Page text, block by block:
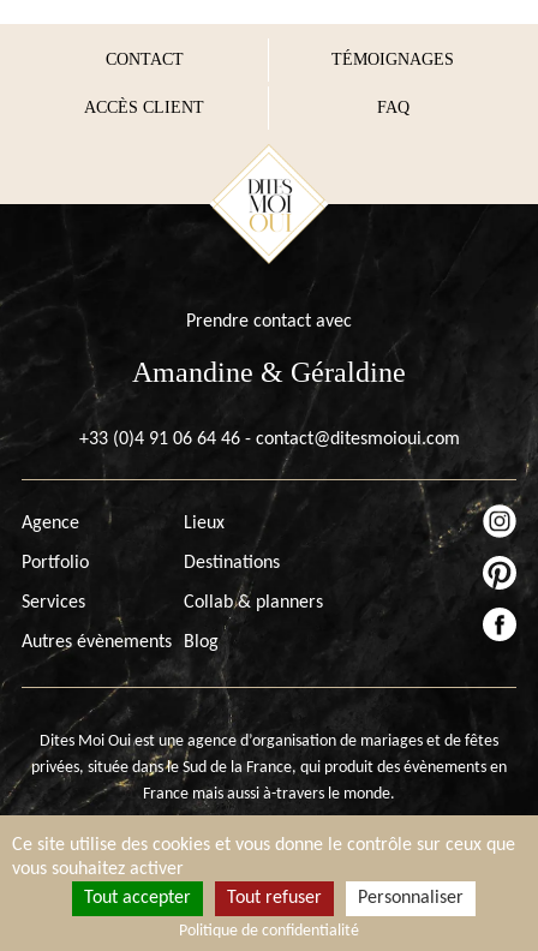
CONTACT TÉMOIGNAGES
ACCÈS CLIENT FAQ
Prendre contact avec
Amandine & Géraldine
+33 (0)4 91 06 64 46- contact@ditesmoioui.com
Dites Moi Oui est une agence d’organisation de mariages et de fêtes
privées, située dans le Sud de la France, qui produit des évènements en
France mais aussi à-travers le monde.
Copyright © Dites Moi Oui – Wedding Planner France 2026 - Mentions
légales
Agence
Portfolio
Services
Autres évènements
Lieux
Destinations
Collab & planners
Blog
Ce site utilise des cookies et vous donne le contrôle sur ceux que
vous souhaitez activer
Tout accepter
Tout refuser Personnaliser
Politique de confidentialité